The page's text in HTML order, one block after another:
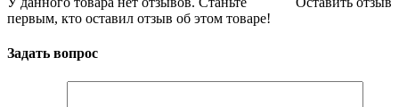
первым, кто оставил отзыв об этом товаре!
Задать вопрос